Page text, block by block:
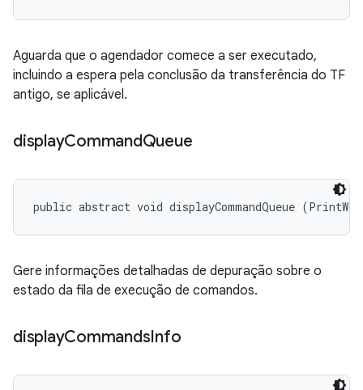
Aguarda que o agendador comece a ser executado,
incluindo a espera pela conclusão da transferência do TF
antigo, se aplicável.
displayCommandQueue
public abstract void displayCommandQueue
Gere informações detalhadas de depuração sobre o
estado da fila de execução de comandos.
displayCommandsInfo